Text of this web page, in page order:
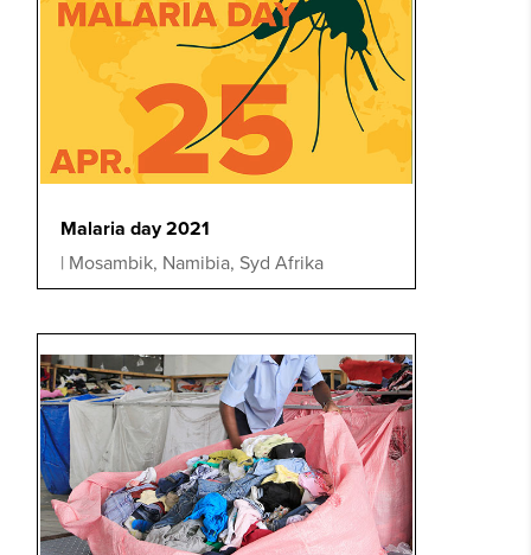
Malaria day 2021
| Mosambik, Namibia, Syd Afrika